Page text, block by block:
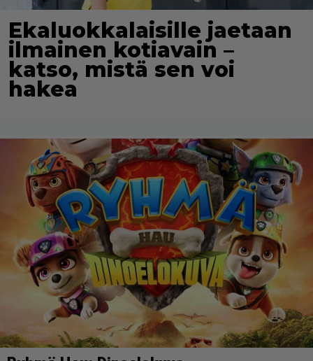
Ekaluokkalaisille jaetaan
ilmainen kotiavain –
katso, mistä sen voi
hakea